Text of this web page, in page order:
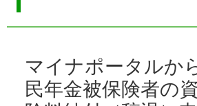
マイナポータルか
民年金被保険者の